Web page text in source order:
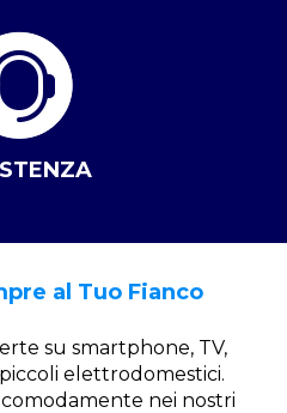
al Tuo Fianco
su smartphone, TV,
elettrodomestici.
nei nostri